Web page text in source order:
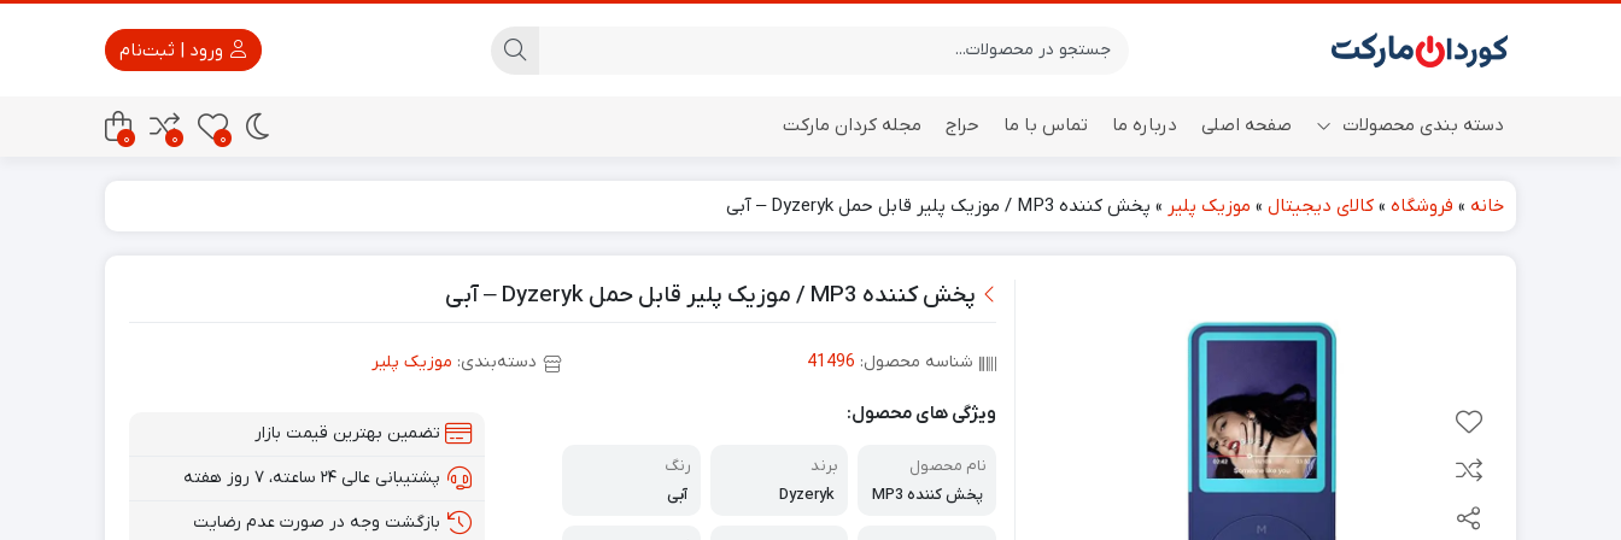
دسته بندی محصولات
اسپیکر ایستگاه هواشناسی
صفحه اصلی درباره ما تماس با ما حراج مجله کردان مارکت
0
0
0
خانه » فروشگاه » کالای دیجیتال » موزیک پلیر » پخش کننده MP3 / موزیک پلیر قابل حمل Dyzeryk – آبی
پخش کننده MP3 / موزیک پلیر قابل حمل Dyzeryk – آبی
شناسه محصول: 41496 دسته‌بندی: موزیک پلیر
ویژگی های محصول:
نام محصول
پخش کننده MP3
برند
Dyzeryk
رنگ
آبی
تضمین بهترین قیمت بازار
پشتیبانی عالی ۲۴ ساعته، ۷ روز هفته
بازگشت وجه در صورت عدم رضایت